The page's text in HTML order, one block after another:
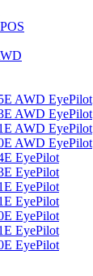
AWD EyePilot
AWD EyePilot
AWD EyePilot
AWD EyePilot
EyePilot
EyePilot
EyePilot
EyePilot
EyePilot
EyePilot
EyePilot